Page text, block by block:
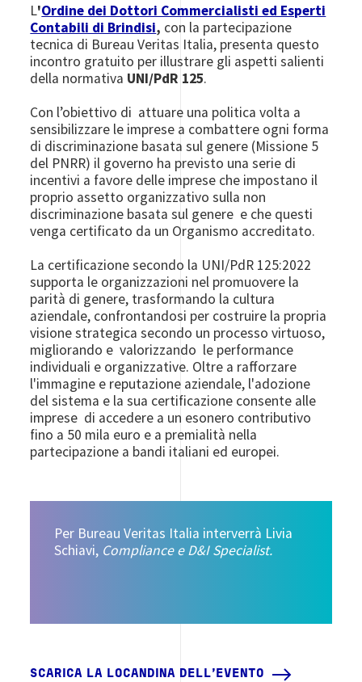
L'Ordine dei Dottori Commercialisti ed Esperti
Contabili di Brindisi, con la partecipazione
tecnica di Bureau Veritas Italia, presenta questo
incontro gratuito per illustrare gli aspetti salienti
della normativa UNI/PdR 125.
Con l’obiettivo di attuare una politica volta a
sensibilizzare le imprese a combattere ogni forma
di discriminazione basata sul genere (Missione 5
del PNRR) il governo ha previsto una serie di
incentivi a favore delle imprese che impostano il
proprio assetto organizzativo sulla non
discriminazione basata sul genere e che questi
venga certificato da un Organismo accreditato.
La certificazione secondo la UNI/PdR 125:2022
supporta le organizzazioni nel promuovere la
parità di genere, trasformando la cultura
aziendale, confrontandosi per costruire la propria
visione strategica secondo un processo virtuoso,
migliorando e valorizzando le performance
individuali e organizzative. Oltre a rafforzare
l'immagine e reputazione aziendale, l'adozione
del sistema e la sua certificazione consente alle
imprese di accedere a un esonero contributivo
fino a 50 mila euro e a premialità nella
partecipazione a bandi italiani ed europei.
Per Bureau Veritas Italia interverrà Livia
Schiavi, Compliance e D&I Specialist.
SCARICA LA LOCANDINA DELL'EVENTO